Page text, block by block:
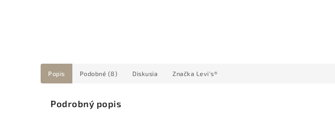
Popis Podobné (8) Diskusia Značka Levi's®
Podrobný popis